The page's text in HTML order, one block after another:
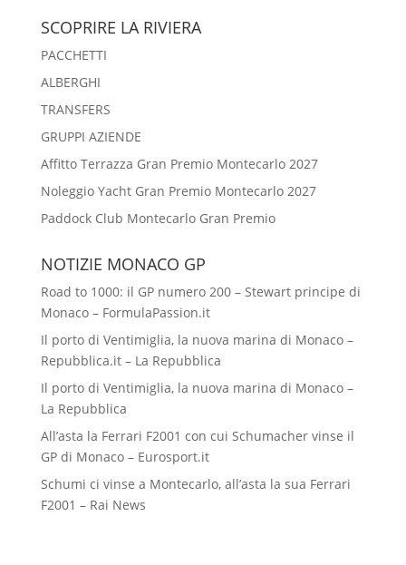
SCOPRIRE LA RIVIERA
PACCHETTI
ALBERGHI
TRANSFERS
GRUPPI AZIENDE
Affitto Terrazza Gran Premio Montecarlo 2027
Noleggio Yacht Gran Premio Montecarlo 2027
Paddock Club Montecarlo Gran Premio
NOTIZIE MONACO GP
Road to 1000: il GP numero 200 – Stewart principe di
Monaco – FormulaPassion.it
Il porto di Ventimiglia, la nuova marina di Monaco –
Repubblica.it – La Repubblica
Il porto di Ventimiglia, la nuova marina di Monaco –
La Repubblica
All’asta la Ferrari F2001 con cui Schumacher vinse il
GP di Monaco – Eurosport.it
Schumi ci vinse a Montecarlo, all’asta la sua Ferrari
F2001 – Rai News